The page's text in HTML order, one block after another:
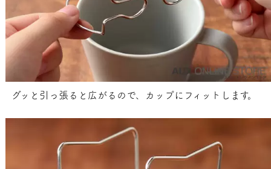
グッと引っ張ると広がるので、カップにフィットします。